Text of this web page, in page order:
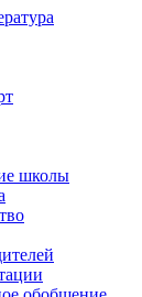
школы